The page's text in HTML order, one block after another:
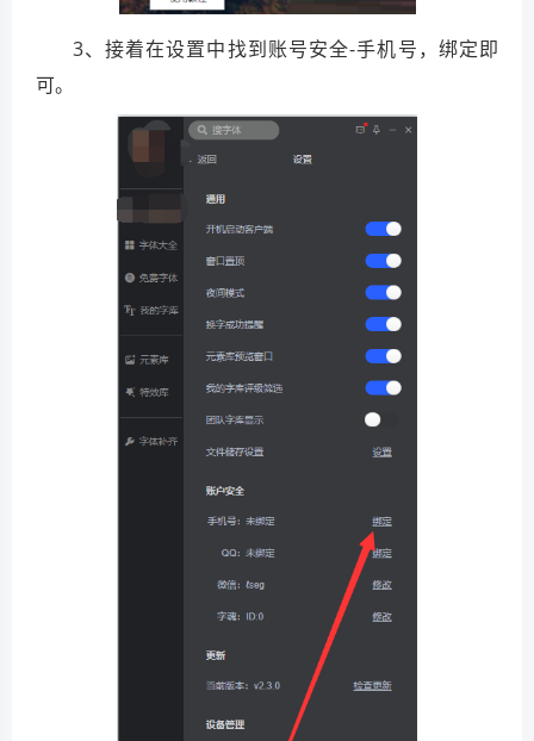
3、接着在设置中找到账号安全-手机号，绑定即
可。